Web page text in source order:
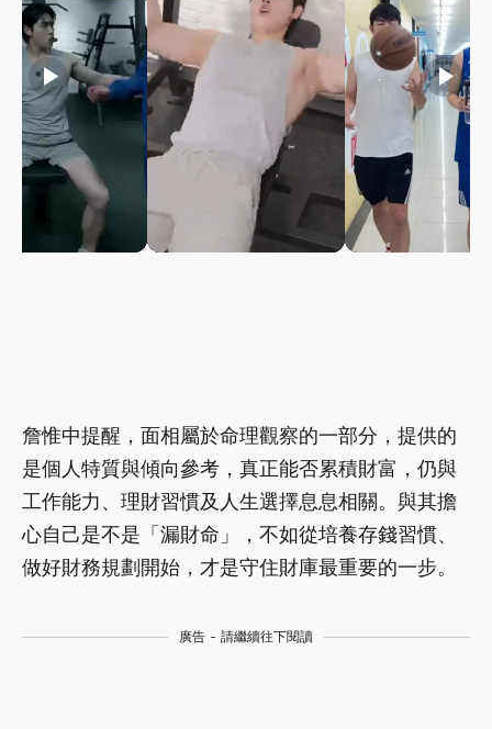
play_arrow play_arrow
詹惟中提醒，面相屬於命理觀察的一部分，提供的
是個人特質與傾向參考，真正能否累積財富，仍與
工作能力、理財習慣及人生選擇息息相關。與其擔
心自己是不是「漏財命」，不如從培養存錢習慣、
做好財務規劃開始，才是守住財庫最重要的一步。
廣告 - 請繼續往下閱讀